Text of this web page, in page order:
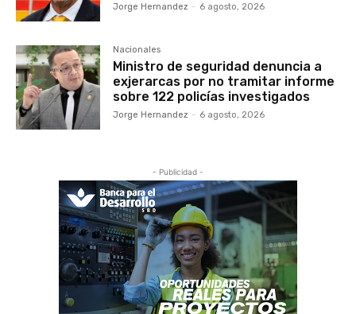
Jorge Hernandez - 6 agosto, 2026
Nacionales
Ministro de seguridad denuncia a
exjerarcas por no tramitar informe
sobre 122 policías investigados
Jorge Hernandez - 6 agosto, 2026
- Publicidad -